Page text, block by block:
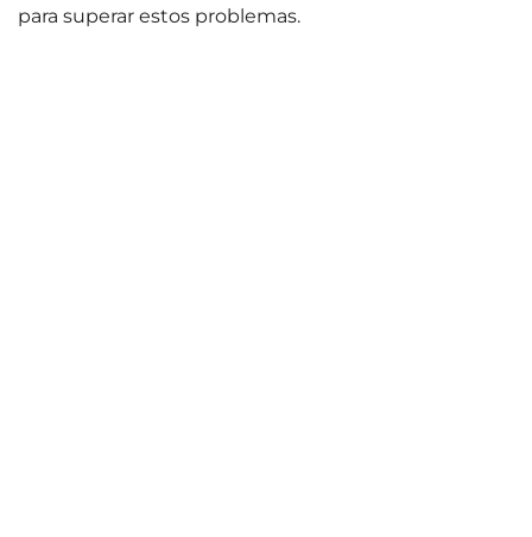
para superar estos problemas.